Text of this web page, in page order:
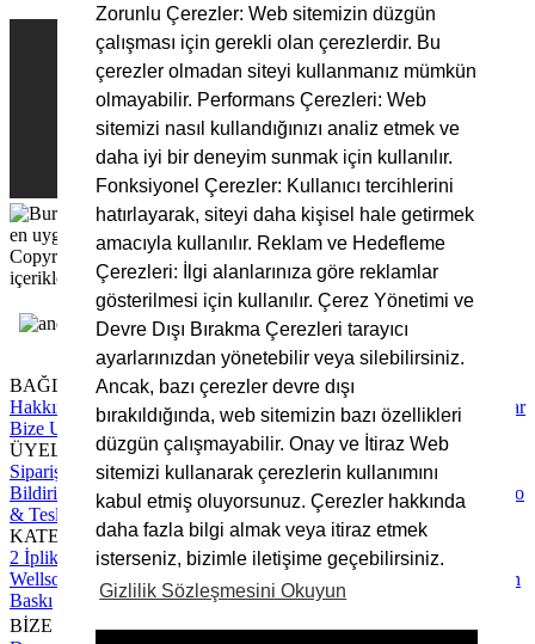
Zorunlu Çerezler: Web sitemizin düzgün
çalışması için gerekli olan çerezlerdir. Bu
çerezler olmadan siteyi kullanmanız mümkün
olmayabilir. Performans Çerezleri: Web
sitemizi nasıl kullandığınızı analiz etmek ve
daha iyi bir deneyim sunmak için kullanılır.
Fonksiyonel Çerezler: Kullanıcı tercihlerini
hatırlayarak, siteyi daha kişisel hale getirmek
amacıyla kullanılır. Reklam ve Hedefleme
Çerezleri: İlgi alanlarınıza göre reklamlar
gösterilmesi için kullanılır. Çerez Yönetimi ve
Devre Dışı Bırakma Çerezleri tarayıcı
ayarlarınızdan yönetebilir veya silebilirsiniz.
Ancak, bazı çerezler devre dışı
bırakıldığında, web sitemizin bazı özellikleri
düzgün çalışmayabilir. Onay ve İtiraz Web
sitemizi kullanarak çerezlerin kullanımını
kabul etmiş oluyorsunuz. Çerezler hakkında
daha fazla bilgi almak veya itiraz etmek
isterseniz, bizimle iletişime geçebilirsiniz.
Gizlilik Sözleşmesini Okuyun
Copyright © 2025 Bursa Kumaş, Tüm Hakları Saklıdır. Site
içerikleri ve görsellerin izinsiz kullanımı yasaktır.
BAĞLANTILAR
HakkımızdaTüm Hizmetlerimiz Blog YazılarıSıkça Sorulan Sorular
Bize Ulaşın
ÜYELİK
Sipariş TakipHesap NumaralarımızÜyelik SözleşmesiÖdeme
Bildirimi YapınMesafeli Satış SözleşmesiGizlilik Sözleşmesi
Kargo
& Teslimat Süreci
KATEGORİLER
2 İplik Kumaş3 İplik Kumaşİnterlok KumaşKadife Kumaş
Wellsoft KumaşScuba Kumaş Polar Kumaş
Rotasyon
Baskı
BİZE ULAŞIN